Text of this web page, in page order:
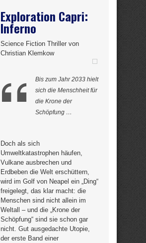
Exploration Capri:
Inferno
Science Fiction Thriller von
Christian Klemkow
Bis zum Jahr 2033 hielt
sich die Menschheit für
die Krone der
Schöpfung …
Doch als sich
Umweltkatastrophen häufen,
Vulkane ausbrechen und
Erdbeben die Welt erschüttern,
wird im Golf von Neapel ein „Ding“
freigelegt, das klar macht: die
Menschen sind nicht allein im
Weltall – und die „Krone der
Schöpfung“ sind sie schon gar
nicht. Gut ausgedachte Utopie,
der erste Band einer